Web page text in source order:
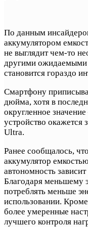
По данным
аккумулятором
не выглядит чем-то
другими ожидаемыми
становится гораздо
Смартфону
дюйма, хотя в
округленное
устройство окажется
Ultra.
Ранее сообщалось,
аккумулятор
автономность
Благодаря меньшему
потреблять меньше
использовании.
более умеренные
лучшего контроля